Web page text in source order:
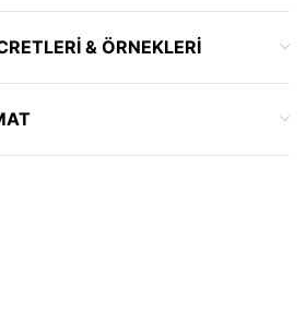
& ÖRNEKLERI